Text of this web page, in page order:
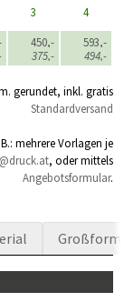
3 4
450,-
593,-
375,- 494,-
gerundet, inkl. gratis
Standardversand
mehrere Vorlagen je
, oder mittels
Angebotsformular.